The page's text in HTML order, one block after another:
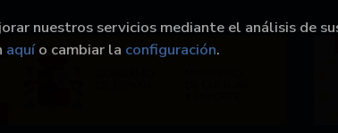
nuestros servicios mediante el análisis de
aquío cambiar la configuración.